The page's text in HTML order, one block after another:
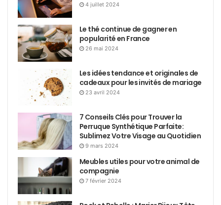
4 juillet 2024
Le thé continue de gagner en
popularité en France
26 mai 2024
Les idées tendance et originales de
cadeaux pour les invités de mariage
23 avril 2024
7 Conseils Clés pour Trouver la
Perruque Synthétique Parfaite:
Sublimez Votre Visage au Quotidien
9 mars 2024
Meubles utiles pour votre animal de
compagnie
7 février 2024